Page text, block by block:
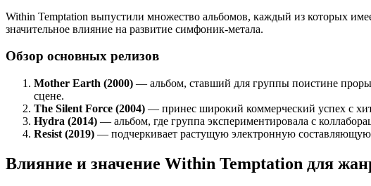
Within Temptation выпустили множество альбомов, каждый из которых
значительное влияние на развитие симфоник-метала.
Обзор основных релизов
Mother Earth (2000) — альбом, ставший для группы поистине
сцене.
The Silent Force (2004) — принес широкий коммерческий успех с
Hydra (2014) — альбом, где группа экспериментировала с
Resist (2019) — подчеркивает растущую электронную составляющую
Влияние и значение Within Temptation для